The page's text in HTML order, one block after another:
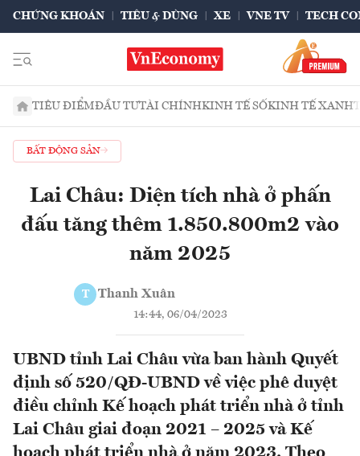
CHỨNG KHOÁN TIÊU & DÙNG XE VNE TV TECH
TIÊU ĐIỂMĐẦU TƯTÀI CHÍNHKINH TẾ SỐKINH TẾ XANH
BẤT ĐỘNG SẢN
Lai Châu: Diện tích nhà ở phấn
đấu tăng thêm 1.850.800m2 vào
năm 2025
T Thanh Xuân
14:44, 06/04/2023
UBND tỉnh Lai Châu vừa ban hành Quyết
định số 520/QĐ-UBND về việc phê duyệt
điều chỉnh Kế hoạch phát triển nhà ở tỉnh
Lai Châu giai đoạn 2021 – 2025 và Kế